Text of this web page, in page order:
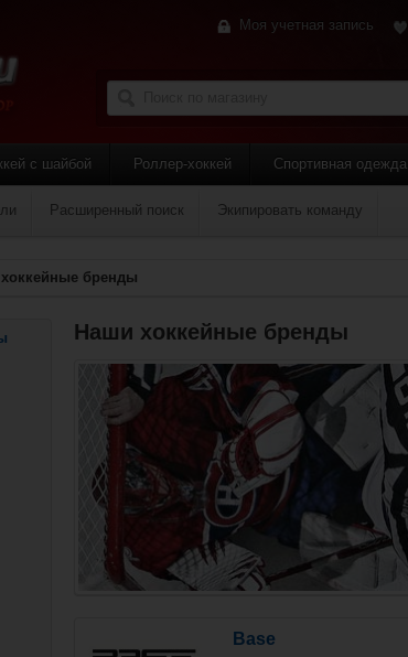
Моя учетная запись
Расширенный поиск Экипировать команду
с шайбой Роллер-хоккей Спортивная одежда
бренды
Наши хоккейные бренды
Base